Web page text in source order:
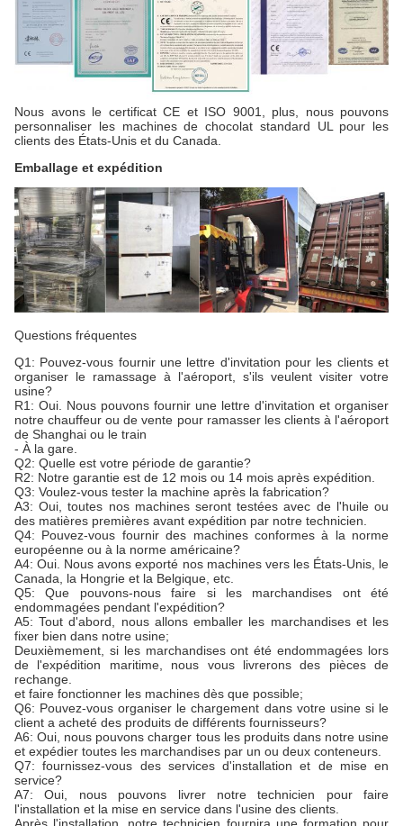
Nous avons le certificat CE et ISO 9001, plus, nous pouvons
personnaliser les machines de chocolat standard UL pour les
clients des États-Unis et du Canada.
Emballage et expédition
Questions fréquentes
Q1: Pouvez-vous fournir une lettre d'invitation pour les clients et
organiser le ramassage à l'aéroport, s'ils veulent visiter votre
usine?
R1: Oui. Nous pouvons fournir une lettre d'invitation et organiser
notre chauffeur ou de vente pour ramasser les clients à l'aéroport
de Shanghai ou le train
- À la gare.
Q2: Quelle est votre période de garantie?
R2: Notre garantie est de 12 mois ou 14 mois après expédition.
Q3: Voulez-vous tester la machine après la fabrication?
A3: Oui, toutes nos machines seront testées avec de l'huile ou
des matières premières avant expédition par notre technicien.
Q4: Pouvez-vous fournir des machines conformes à la norme
européenne ou à la norme américaine?
A4: Oui. Nous avons exporté nos machines vers les États-Unis, le
Canada, la Hongrie et la Belgique, etc.
Q5: Que pouvons-nous faire si les marchandises ont été
endommagées pendant l'expédition?
A5: Tout d'abord, nous allons emballer les marchandises et les
fixer bien dans notre usine;
Deuxièmement, si les marchandises ont été endommagées lors
de l'expédition maritime, nous vous livrerons des pièces de
rechange.
et faire fonctionner les machines dès que possible;
Q6: Pouvez-vous organiser le chargement dans votre usine si le
client a acheté des produits de différents fournisseurs?
A6: Oui, nous pouvons charger tous les produits dans notre usine
et expédier toutes les marchandises par un ou deux conteneurs.
Q7: fournissez-vous des services d'installation et de mise en
service?
A7: Oui, nous pouvons livrer notre technicien pour faire
l'installation et la mise en service dans l'usine des clients.